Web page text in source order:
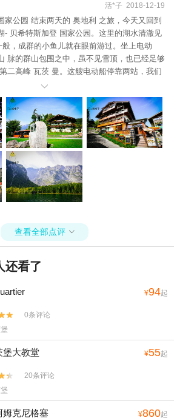
尔卑斯雪山其实这个湖面如果把脚放下去就
着腿拍了。国王湖因为之前看别的攻略说，
以沿着湖边的小路走去上湖，所以我就开始
还有一片森林，看起来比较可怕，不过沿着
阳光还是非常刺眼且温暖的。树林穿过森林
石滩，突然恍惚觉得自己在冰岛。 *天上的
机。沙石滩我一直沿着小路走，但是后面的路
到这儿就决定不继续往前，上湖还是等夏天
那儿看了眼指示牌，发现自己还好没继续走，
天黑得又早，我很可能在山里迷路啊(///▽///)指
的时候已经快下午4点了，天已经开始黑了。红
的地方再排队坐船回去就行了。国王湖国王
恋人来一次的旅行地#了，风景真的美如画，
感！国王湖大家可以在国王湖官网上检索游
要错过最后一班返回的游船哦！ http://www.
timetable/timetable/国王湖地图国
纳峰，第四天返回。
活*子 2018-12-19
家公园 结束两天的 奥地利 之旅，今天又回到
- 贝希特斯加登 国家公园。这里的湖水清澈见
，成群的小鱼儿就在眼前游过。坐上电动
脉的群山包围之中，虽不见雪顶，也已经足够
二高峰 瓦茨 曼。这艘电动船停靠两站，我们
折返时再到圣巴尔多禄茂站看教堂。往山上攀
另一个山间湖泊。返程途中，先在圣巴尔多禄
教堂是国王湖的标志性建筑，明信片上全是

查看全部点评 
还看了
¥94起
0条评论
堡大教堂 ¥55起
20条评论
姆克尼格塞 ¥860起